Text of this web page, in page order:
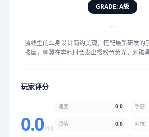
GRADE: A级
“
流线型的车身设计简约美观，搭配最新研发的
披靡，侧翼在奔驰时会发出樱粉色荧光，划破
玩家评分
0.0/10
速度 0.0 手感
颜值 0.0 对抗
★★★★★★
手感
★★ ★ ★